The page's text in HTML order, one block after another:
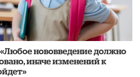
нововведение должно
иначе изменений к